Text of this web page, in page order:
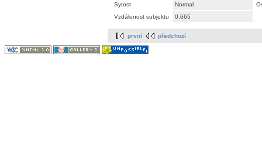
Sytost
Normal
Vzdálenost subjektu
0,665
první předchozí